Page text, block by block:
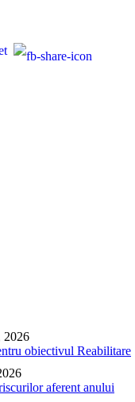
2026
obiectivul Reabilitare
aferent anului